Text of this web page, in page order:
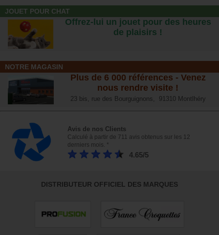
JOUET POUR CHAT
Offrez-lui un jouet pour des heures
de plaisirs !
NOTRE MAGASIN
Plus de 6 000 références - Venez
nous rendre visite !
23 bis, rue des Bourguignons, 91310 Montlhéry
Avis de nos Clients
Calculé à partir de 711 avis obtenus sur les 12
derniers mois. *
4.65/5
DISTRIBUTEUR OFFICIEL DES MARQUES